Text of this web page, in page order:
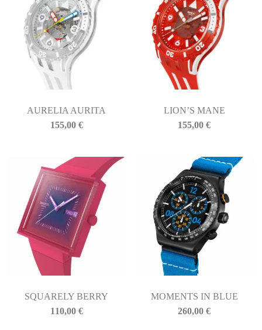
AURELIA AURITA
155,00 €
LION’S MANE
155,00€
SQUARELY BERRY
110,00 €
MOMENTS IN BLUE
260,00€